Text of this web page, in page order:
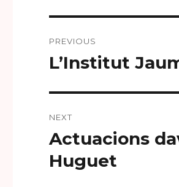
d'articles
PREVIOUS
Previous
L’Institut
NEXT
Next
post:
Actuacions
Huguet